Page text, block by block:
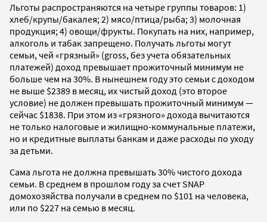
Льготы распространяются на четыре группы товаров: 1)
хлеб/крупы/бакалея; 2) мясо/птица/рыба; 3) молочная
продукция; 4) овощи/фрукты. Покупать на них, например,
алкоголь и табак запрещено. Получать льготы могут
семьи, чей «грязный» (gross, без учета обязательных
платежей) доход превышает прожиточный минимум не
больше чем на 30%. В нынешнем году это семьи с доходом
не выше $2389 в месяц, их чистый доход (это второе
условие) не должен превышать прожиточный минимум —
сейчас $1838. При этом из «грязного» дохода вычитаются
не только налоговые и жилищно-коммунальные платежи,
но и кредитные выплаты банкам и даже расходы по уходу
за детьми.
Сама льгота не должна превышать 30% чистого дохода
семьи. В среднем в прошлом году за счет SNAP
домохозяйства получали в среднем по $101 на человека,
или по $227 на семью в месяц.